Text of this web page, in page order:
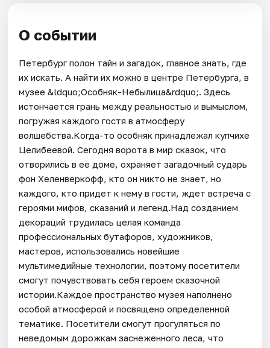
О событии
Петербург полон тайн и загадок, главное знать, где
их искать. А найти их можно в центре Петербурга, в
музее &ldquo;Особняк-Небылица&rdquo;. Здесь
истончается грань между реальностью и вымыслом,
погружая каждого гостя в атмосферу
волшебства.Когда-то особняк принадлежал купчихе
Целибеевой. Сегодня ворота в мир сказок, что
отворились в ее доме, охраняет загадочный сударь
фон Хеленверкофф, кто он никто не знает, но
каждого, кто придет к нему в гости, ждет встреча с
героями мифов, сказаний и легенд.Над созданием
декораций трудилась целая команда
профессиональных бутафоров, художников,
мастеров, использовались новейшие
мультимедийные технологии, поэтому посетители
смогут почувствовать себя героем сказочной
истории.Каждое пространство музея наполнено
особой атмосферой и посвящено определенной
тематике. Посетители смогут прогуляться по
неведомым дорожкам заснеженного леса, что